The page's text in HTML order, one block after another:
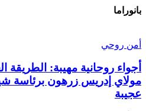
بانوراما
أمن روحي
أجواء روحانية مهيبة:
مولاي إدريس زرهون برئاسة
عجيبة